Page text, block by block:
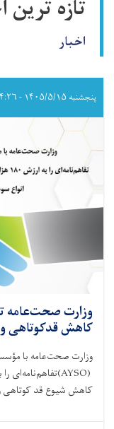
تازه ترین
اخبار
پنجشنبه ۱۴۰۵/۵/۱۵ - ۱۴:۲۶
کاهش قدکوتاهی و
وزارت صحت‌عامه با
(AYSO)تفاهم‌نامه‌ای
کاهش شیوع قد کوتاهی و